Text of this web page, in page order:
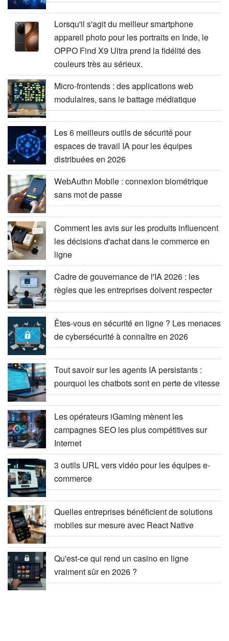
Lorsqu'il s'agit du meilleur smartphone
appareil photo pour les portraits en Inde, le
OPPO Find X9 Ultra prend la fidélité des
couleurs très au sérieux.
Micro-frontends : des applications web
modulaires, sans le battage médiatique
Les 6 meilleurs outils de sécurité pour
espaces de travail IA pour les équipes
distribuées en 2026
WebAuthn Mobile : connexion biométrique
sans mot de passe
Comment les avis sur les produits influencent
les décisions d'achat dans le commerce en
ligne
Cadre de gouvernance de l'IA 2026 : les
règles que les entreprises doivent respecter
Êtes-vous en sécurité en ligne ? Les menaces
de cybersécurité à connaître en 2026
Tout savoir sur les agents IA persistants :
pourquoi les chatbots sont en perte de vitesse
Les opérateurs iGaming mènent les
campagnes SEO les plus compétitives sur
Internet
3 outils URL vers vidéo pour les équipes e-
commerce
Quelles entreprises bénéficient de solutions
mobiles sur mesure avec React Native
Qu'est-ce qui rend un casino en ligne
vraiment sûr en 2026 ?